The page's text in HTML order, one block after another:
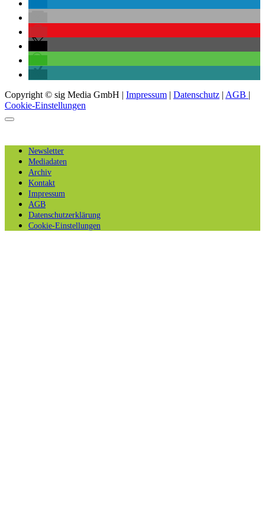
Copyright © sig Media GmbH | Impressum | Datenschutz | AGB |
Cookie-Einstellungen
Newsletter
Mediadaten
Archiv
Kontakt
Impressum
AGB
Datenschutzerklärung
Cookie-Einstellungen